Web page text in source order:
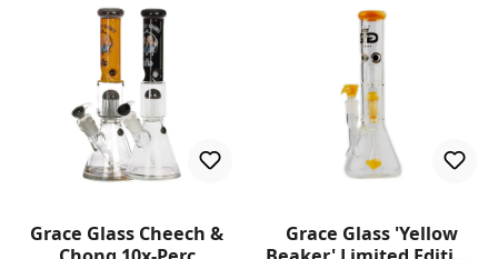
Grace Glass Cheech &
Grace Glass 'Yellow